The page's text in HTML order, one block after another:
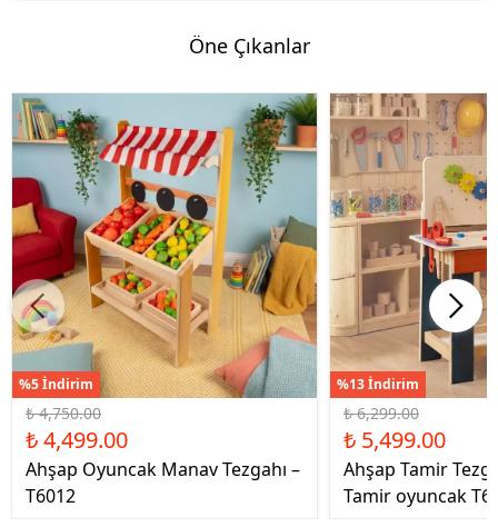
Öne Çıkanlar
%5 İndirim
₺ 4,750.00
₺ 4,499.00
Ahşap Oyuncak Manav Tezgahı –
T6012
%13 İndirim
₺ 6,299.00
₺ 5,499.00
Ahşap Tamir
Tamir oyuncak